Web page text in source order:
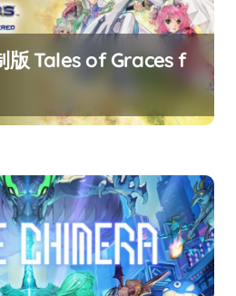
版 Tales of Graces f